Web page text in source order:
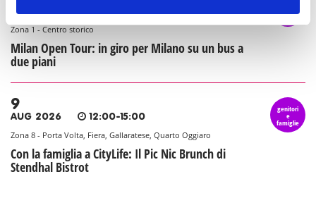
AUG 2026 10:15-12:15
Zona 1 - Centro storico
Milan Open Tour: in giro per Milano su un bus a
due piani
famiglie
9
AUG 2026 12:00-15:00
Zona 8 - Porta Volta, Fiera, Gallaratese, Quarto Oggiaro
Con la famiglia a CityLife: Il Pic Nic Brunch di
Stendhal Bistrot
genitori
e
famiglie